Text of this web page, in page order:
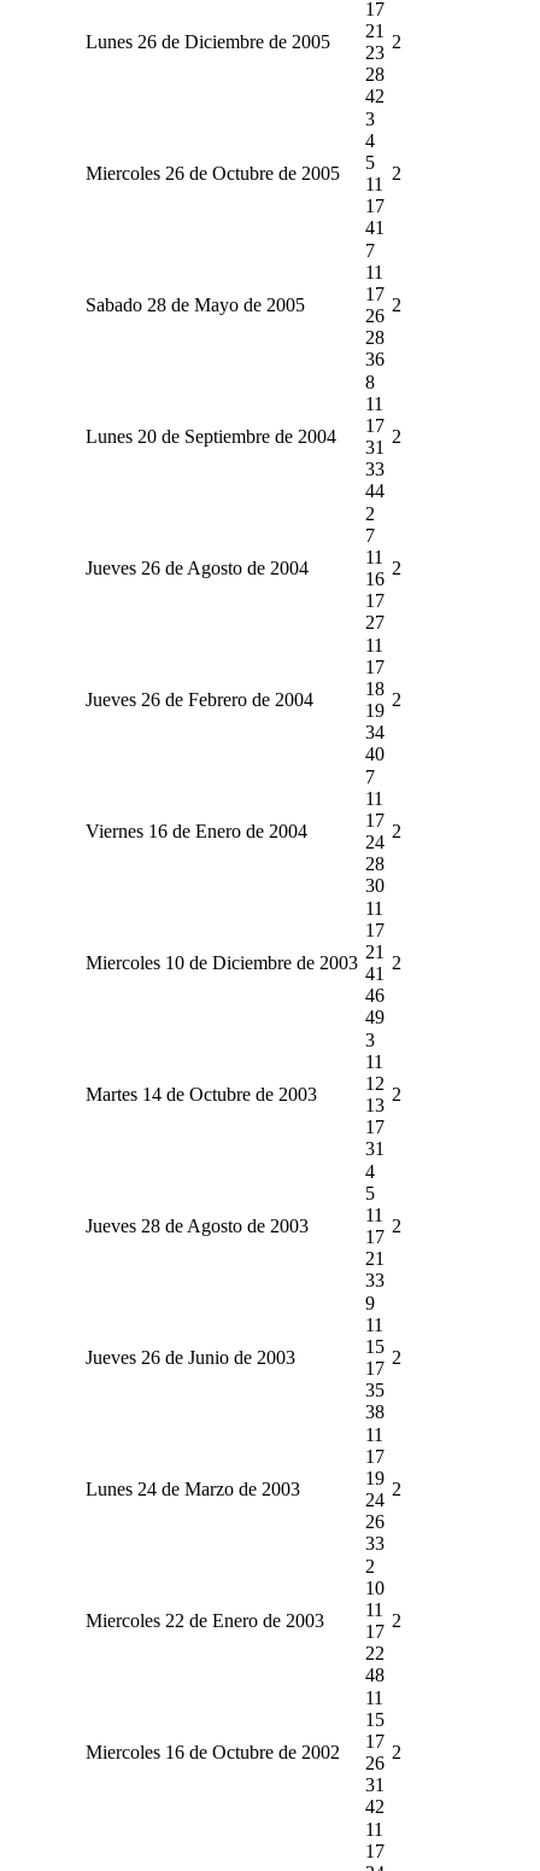
Lunes 26 de Diciembre de 2005
17
21
23
28
42
2
Miercoles 26 de Octubre de 2005
3
4
5
11
17
41
2
Sabado 28 de Mayo de 2005
7
11
17
26
28
36
2
Lunes 20 de Septiembre de 2004
8
11
17
31
33
44
2
Jueves 26 de Agosto de 2004
2
7
11
16
17
27
2
Jueves 26 de Febrero de 2004
11
17
18
19
34
40
2
Viernes 16 de Enero de 2004
7
11
17
24
28
30
2
Miercoles 10 de Diciembre de 2003
11
17
21
41
46
49
2
Martes 14 de Octubre de 2003
3
11
12
13
17
31
2
Jueves 28 de Agosto de 2003
4
5
11
17
21
33
2
Jueves 26 de Junio de 2003
9
11
15
17
35
38
2
Lunes 24 de Marzo de 2003
11
17
19
24
26
33
2
Miercoles 22 de Enero de 2003
2
10
11
17
22
48
2
Miercoles 16 de Octubre de 2002
11
15
17
26
31
42
2
11
17